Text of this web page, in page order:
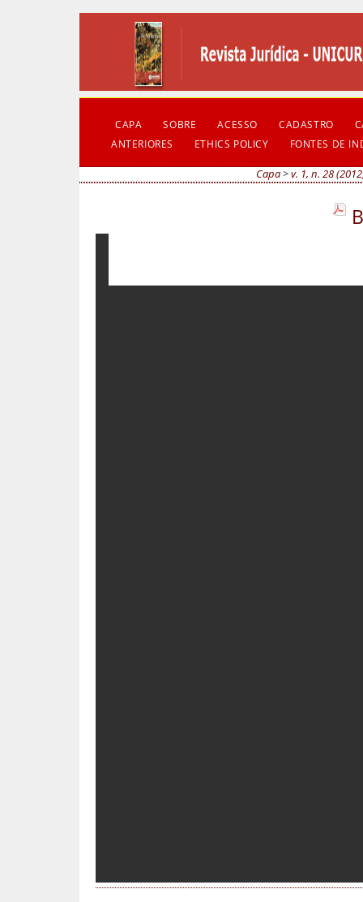
CAPA SOBRE ACESSO CADASTRO
ANTERIORES
ETHICS POLICY FONTES DE
Capa>v. 1, n. 28